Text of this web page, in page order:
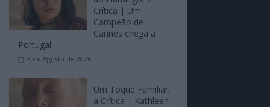
Crítica | Um
Campeão de
Cannes chega a
Portugal
3 de Agosto de 2026
Um Toque Familiar,
a Crítica | Kathleen